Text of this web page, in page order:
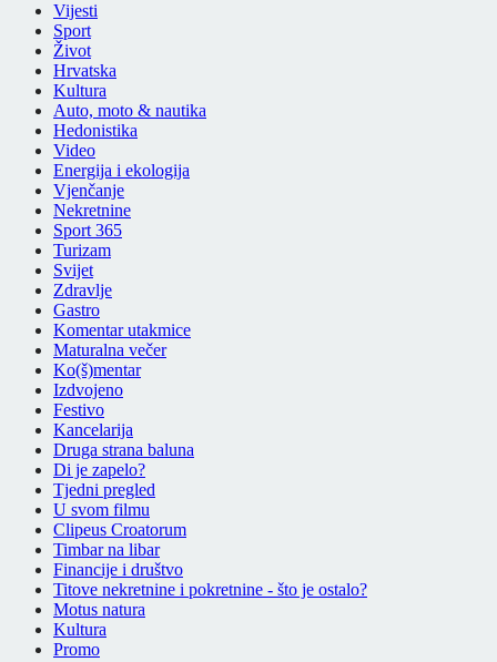
Vijesti
Sport
Život
Hrvatska
Kultura
Auto, moto & nautika
Hedonistika
Video
Energija i ekologija
Vjenčanje
Nekretnine
Sport 365
Turizam
Svijet
Zdravlje
Gastro
Komentar utakmice
Maturalna večer
Ko(š)mentar
Izdvojeno
Festivo
Kancelarija
Druga strana baluna
Di je zapelo?
Tjedni pregled
U svom filmu
Clipeus Croatorum
Timbar na libar
Financije i društvo
Titove nekretnine i pokretnine - što je ostalo?
Motus natura
Kultura
Promo